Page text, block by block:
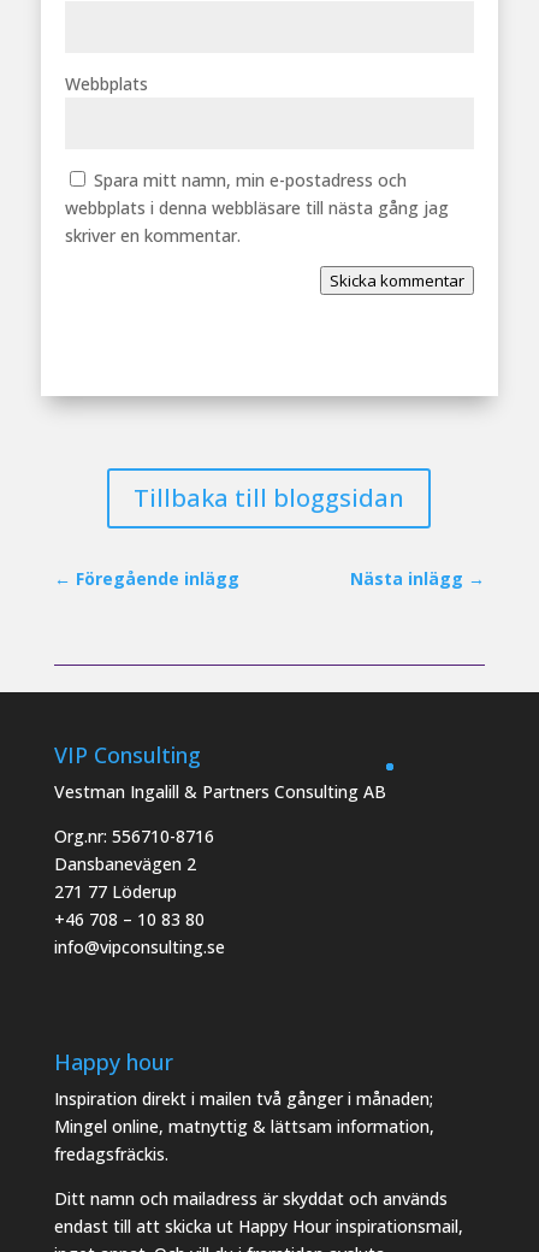
Webbplats
Spara mitt namn, min e-postadress och
webbplats i denna webbläsare till nästa gång jag
skriver en kommentar.
Skicka kommentar
Tillbaka till bloggsidan
← Föregående inlägg Nästa inlägg →
VIP Consulting
Vestman Ingalill & Partners Consulting AB
Org.nr: 556710-8716
Dansbanevägen 2
271 77 Löderup
+46 708 – 10 83 80
info@vipconsulting.se
Happy hour
Inspiration direkt i mailen två gånger i månaden;
Mingel online, matnyttig & lättsam information,
fredagsfräckis.
Ditt namn och mailadress är skyddat och används
endast till att skicka ut Happy Hour inspirationsmail,